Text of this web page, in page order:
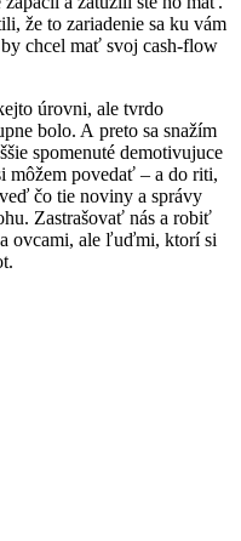
že to zariadenie sa ku vám
chcel mať svoj cash-flow
úrovni, ale tvrdo
bolo. A preto sa snažím
spomenuté demotivujuce
môžem povedať – a do riti,
čo tie noviny a správy
Zastrašovať nás a robiť
ovcami, ale ľuďmi, ktorí si